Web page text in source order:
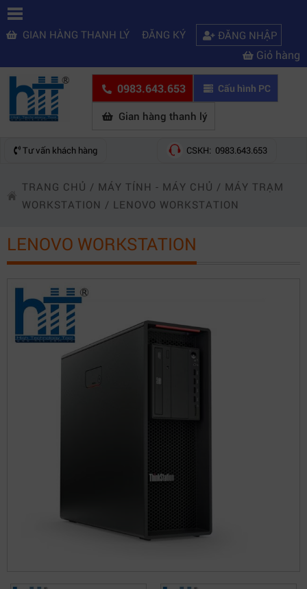
GIAN HÀNG THANH LÝ ĐĂNG KÝ ĐĂNG NHẬP
Giỏ hàng
0983.643.653 Cấu hình PC
Gian hàng thanh lý
Tư vấn khách hàng CSKH: 0983.643.653
TRANG CHỦ / MÁY TÍNH - MÁY CHỦ / MÁY TRẠM
WORKSTATION / LENOVO WORKSTATION
LENOVO WORKSTATION